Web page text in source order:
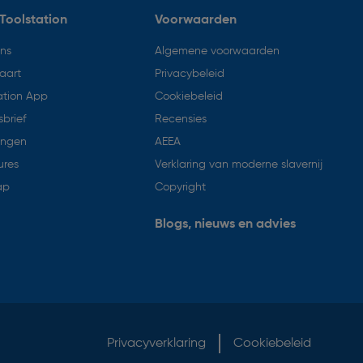
App
Voorwaarden
Algemene voorwaarden
Privacybeleid
Cookiebeleid
Recensies
AEEA
Verklaring van moderne slavernij
Copyright
Blogs, nieuws en advies
Privacyverklaring Cookiebeleid